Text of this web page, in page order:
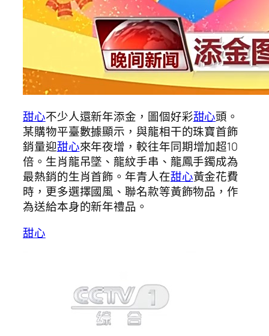
甜心不少人還新年添金，圖個好彩甜心頭。
某購物平臺數據顯示，與龍相干的珠寶首飾
銷量迎甜心來年夜增，較往年同期增加超10
倍。生肖龍吊墜、龍紋手串、龍鳳手鐲成為
最熱銷的生肖首飾。年青人在甜心黃金花費
時，更多選擇國風、聯名款等黃飾物品，作
為送給本身的新年禮品。
甜心